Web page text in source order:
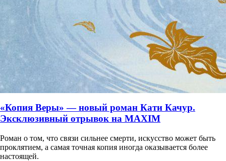
«Копия Веры» — новый роман Кати Качур.
Эксклюзивный отрывок на MAXIM
Роман о том, что связи сильнее смерти, искусство может быть
проклятием, а самая точная копия иногда оказывается более
настоящей.